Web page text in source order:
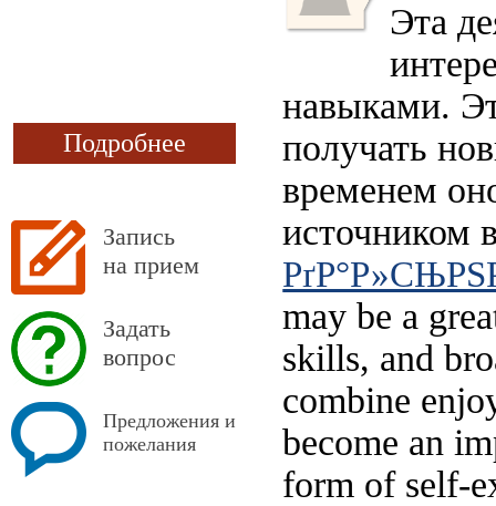
Подробнее
Запись
на прием
Задать
вопрос
Предложения и
пожелания
Эта
навыками.
получать
временем
источником
may be a
skills, and
combine
become an
form of self-